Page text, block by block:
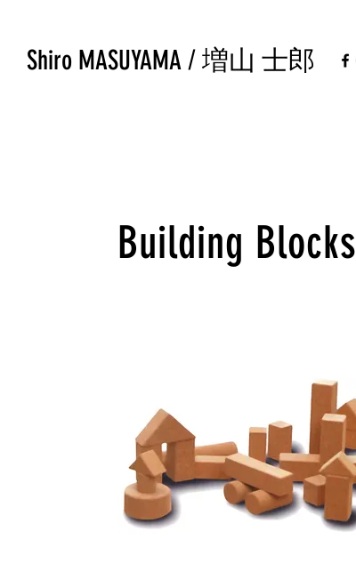
Shiro MASUYAMA / 増山 士郎
Building Blocks